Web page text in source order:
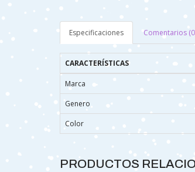
Especificaciones Comentarios
CARACTERÍSTICAS
Marca
Genero
Color
PRODUCTOS